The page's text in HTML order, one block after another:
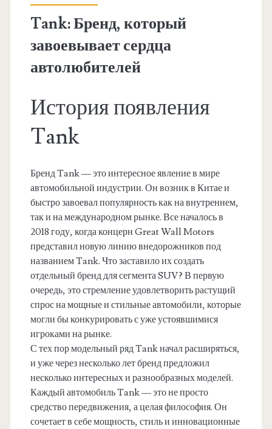
Tank: Бренд, который
завоевывает сердца
автолюбителей
История появления
Tank
Бренд Tank — это интересное явление в мире
автомобильной индустрии. Он возник в Китае и
быстро завоевал популярность как на внутреннем,
так и на международном рынке. Все началось в
2018 году, когда концерн Great Wall Motors
представил новую линию внедорожников под
названием Tank. Что заставило их создать
отдельный бренд для сегмента SUV? В первую
очередь, это стремление удовлетворить растущий
спрос на мощные и стильные автомобили, которые
могли бы конкурировать с уже устоявшимися
игроками на рынке.
С тех пор модельный ряд Tank начал расширяться,
и уже через несколько лет бренд предложил
несколько интересных и разнообразных моделей.
Каждый автомобиль Tank — это не просто
средство передвижения, а целая философия. Он
сочетает в себе мощность, стиль и инновационные